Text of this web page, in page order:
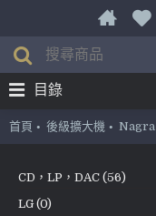
目錄
首頁 後級擴大機 Nagra
CD，LP，DAC (56)
LG (0)